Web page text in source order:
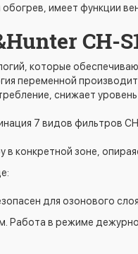
имеет функции
CH-
которые
переменной
снижает
7 видов фильтров
конкретной зоне,
для озонового слоя.
в режиме